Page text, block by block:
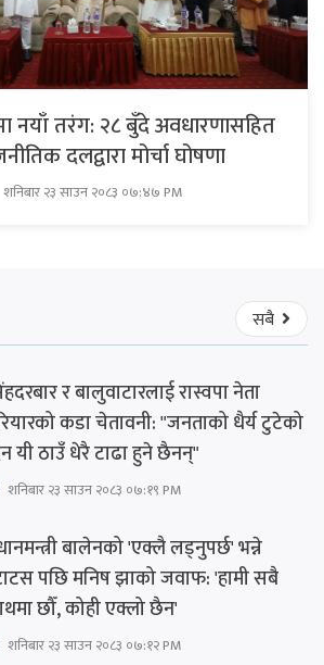
नयाँ तरंग: २८ बुँदे अवधारणासहित
दलद्वारा मोर्चा घोषणा
शनिबार २३ साउन २०८३ ०७:४७ PM
सबै
र बालुवाटारलाई रास्वपा नेता
कडा चेतावनी: "जनताको धैर्य टुटेको
यी ठाउँ धेरै टाढा हुने छैनन्"
शनिबार २३ साउन २०८३ ०७:१९ PM
बालेनको 'एक्लै लड्नुपर्छ' भन्ने
पछि मनिष झाको जवाफ: 'हामी सबै
छौँ, कोही एक्लो छैन'
शनिबार २३ साउन २०८३ ०७:१२ PM